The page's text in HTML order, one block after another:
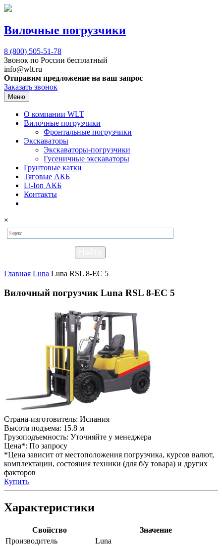
Вилочные погрузчики
8 (800) 505-51-78
Звонок по России бесплатный
info@wlt.ru
Отправим предложение на ваш запрос
Заказать звонок
Меню
О компании WLT
Вилочные погрузчики
Фронтальные погрузчики
Экскаваторы
Экскаваторы-погрузчики
Гусеничные экскаваторы
Грунтовые катки
Тяговые АКБ
Li-Ion АКБ
Контакты
×
Главная Luna Luna RSL 8-EC 5
Вилочный погрузчик Luna RSL 8-EC 5
Страна-изготовитель: Испания
Высота подъема: 15.8 м
Грузоподъемность: Уточняйте у менеджера
Цена*: По запросу
*Цена зависит от местоположения погрузчика, курсов валют,
комплектации, состояния техники (для б/у товара) и других
факторов
Купить
Характеристики
Свойство
Значение
Производитель
Luna